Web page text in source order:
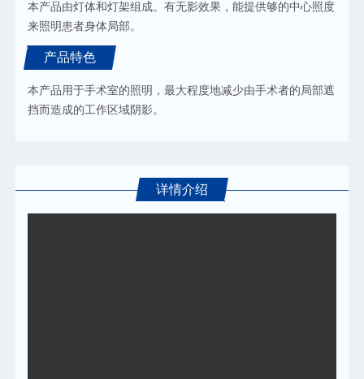
本产品由灯体和灯架组成。有无影效果，能提供够的中心照度
来照明患者身体局部。
产品特色
本产品用于手术室的照明，最大程度地减少由手术者的局部遮
挡而造成的工作区域阴影。
详情介绍